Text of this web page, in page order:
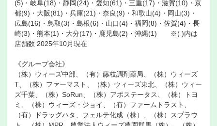
(5)・岐阜(18)・静岡(24)・愛知(61)・三重(17)・滋賀(10)・京
都(9)・大阪(81)・兵庫(21)・奈良(9)・和歌山(4)・岡山(3)・
広島(16)・鳥取(3)・島根(6)・山口(4)・福岡(8)・佐賀(4)・長
崎(3)・熊本(1)・大分(17)・鹿児島(2)・沖縄(1) ※( )内は
店舗数 2025年10月現在
《グループ会社》
（株）ウィーズ中部、（有）藤枝調剤薬局、（株）ウィーズ
T、（株）ファーマスト、（株）ウィーズ東北、（株）ウィー
ズ千葉、（株）SoRun、（株）アポステータス、（株）トヨ
ミ、（株）ウィーズ・ジョイ、（有）ファームトラスト、
（有）ドラッグハタ、フェルテ化成（株）、（株）スプラウ